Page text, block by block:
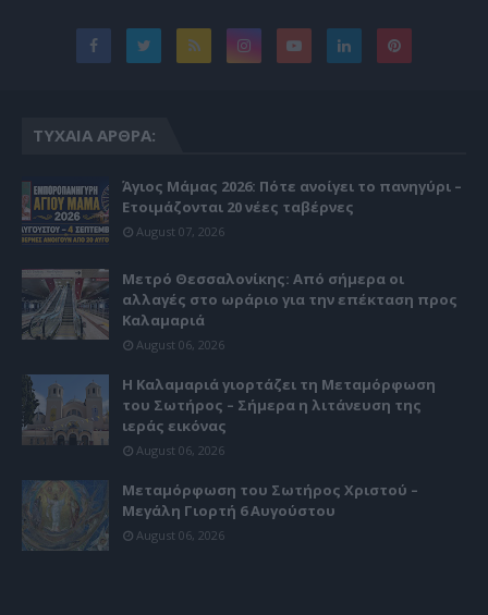
ΤΥΧΑΊΑ ΆΡΘΡΑ:
Άγιος Μάμας 2026: Πότε ανοίγει το πανηγύρι –
Ετοιμάζονται 20 νέες ταβέρνες
August 07, 2026
Μετρό Θεσσαλονίκης: Από σήμερα οι
αλλαγές στο ωράριο για την επέκταση προς
Καλαμαριά
August 06, 2026
Η Καλαμαριά γιορτάζει τη Μεταμόρφωση
του Σωτήρος – Σήμερα η λιτάνευση της
ιεράς εικόνας
August 06, 2026
Μεταμόρφωση του Σωτήρος Χριστού –
Μεγάλη Γιορτή 6 Αυγούστου
August 06, 2026